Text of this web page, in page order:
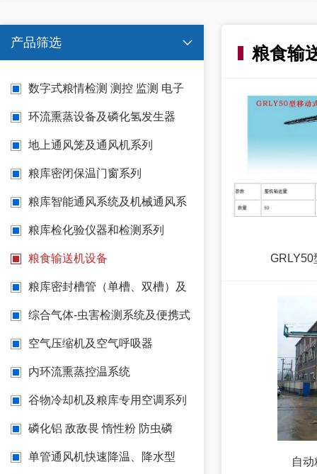
产品筛选 
数字式粮情检测 测控 监测 电子
测温系统
环流熏蒸设备及磷化氢发生器
地上通风笼及通风机系列
粮库密闭保温门窗系列
粮库智能通风系统及机械通风系
统
粮库检化验仪器和检测系列
粮食输送机设备
粮库密封槽管（单槽、双槽）及
配套胶条系列 窗角 门角 阳角
综合气体-虫害检测系统及便携式
(报警)仪表
空气压缩机及空气呼吸器
内环流熏蒸控温系统
谷物冷却机及粮库专用空调系列
磷化铝 敌敌畏 惰性粉 防虫磷
单管通风机快速降温、降水型
粮食输
GRLY50
自